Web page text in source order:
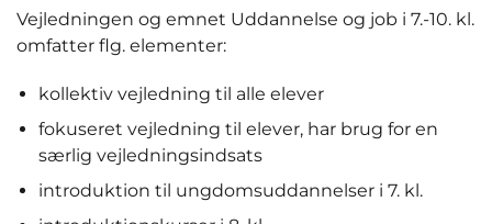
Vejledningen og emnet Uddannelse og job i 7.-10. kl.
omfatter flg. elementer:
kollektiv vejledning til alle elever
fokuseret vejledning til elever, har brug for en
særlig vejledningsindsats
introduktion til ungdomsuddannelser i 7. kl.